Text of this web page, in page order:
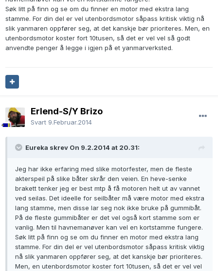
Søk litt på finn og se om du finner en motor med ekstra lang
stamme. For din del er vel utenbordsmotor såpass kritisk viktig nå
slik yanmaren oppfører seg, at det kanskje bør prioriteres. Men, en
utenbordsmotor koster fort 10tusen, så det er vel vel så godt
anvendte penger å legge i igjen på et yanmarverksted.
Erlend-S/Y Brizo
Svart 9.Februar.2014
Eureka skrev On 9.2.2014 at 20.31:
Jeg har ikke erfaring med slike motorfester, men de fleste
akterspeil på slike båter skrår den veien. En heve-senke
brakett tenker jeg er best mtp å få motoren helt ut av vannet
ved seilas. Det ideelle for seilbåter må være motor med ekstra
lang stamme, men disse lar seg nok ikke bruke på gummibåt.
På de fleste gummibåter er det vel også kort stamme som er
vanlig. Men til havnemanøver kan vel en kortstamme fungere.
Søk litt på finn og se om du finner en motor med ekstra lang
stamme. For din del er vel utenbordsmotor såpass kritisk viktig
nå slik yanmaren oppfører seg, at det kanskje bør prioriteres.
Men, en utenbordsmotor koster fort 10tusen, så det er vel vel